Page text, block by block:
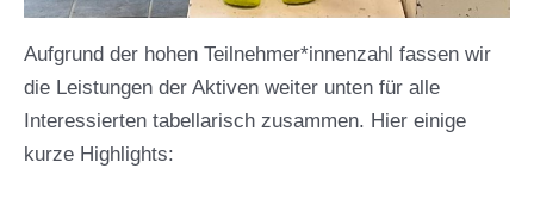
Aufgrund der hohen Teilnehmer*innenzahl fassen wir
die Leistungen der Aktiven weiter unten für alle
Interessierten tabellarisch zusammen. Hier einige
kurze Highlights: